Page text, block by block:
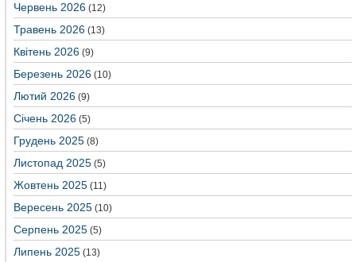
Червень 2026 (12)
Травень 2026 (13)
Квітень 2026 (9)
Березень 2026 (10)
Лютий 2026 (9)
Січень 2026 (5)
Грудень 2025 (8)
Листопад 2025 (5)
Жовтень 2025 (11)
Вересень 2025 (10)
Серпень 2025 (5)
Липень 2025 (13)